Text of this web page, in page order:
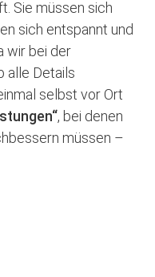
Sie müssen sich
sich entspannt und
wir bei der
alle Details
selbst vor Ort
, bei denen
müssen –